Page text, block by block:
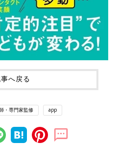
へ戻る
・専門家監修 app